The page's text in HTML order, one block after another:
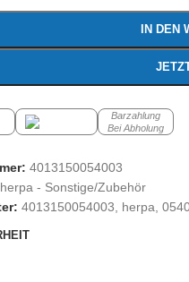
IN DEN
Barzahlung
Bei Abholung
4013150054003
herpa - Sonstige/Zubehör
4013150054003 herpa